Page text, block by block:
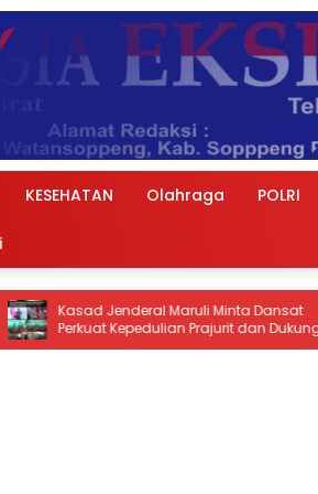
KESEHATAN Olahraga POLRI
Maruli Minta Dansat
Prajurit dan Dukung
Strategis Pemerintah